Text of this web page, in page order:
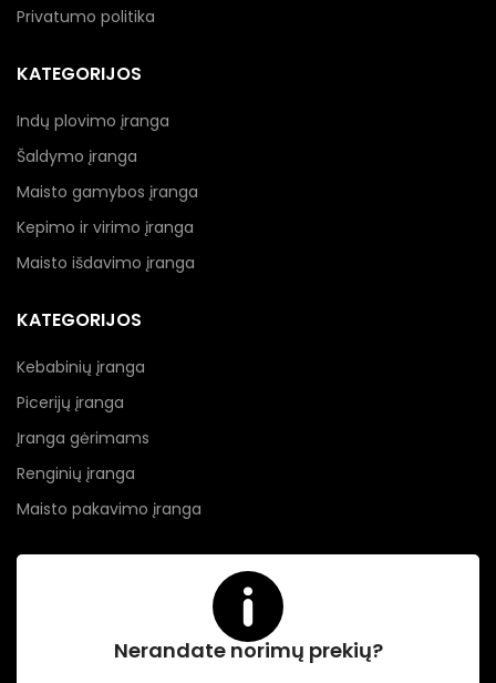
Privatumo politika
KATEGORIJOS
Indų plovimo įranga
Šaldymo įranga
Maisto gamybos įranga
Kepimo ir virimo įranga
Maisto išdavimo įranga
KATEGORIJOS
Kebabinių įranga
Picerijų įranga
Įranga gėrimams
Renginių įranga
Maisto pakavimo įranga
Nerandate norimų prekių?